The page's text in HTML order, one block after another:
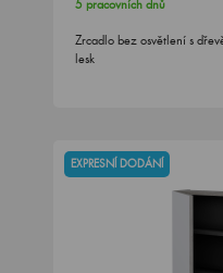
5 pracovních dnů
Zrcadlo bez osvětlení s
lesk
EXPRESNÍ DODÁNÍ